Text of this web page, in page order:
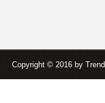
Copyright © 2016 by